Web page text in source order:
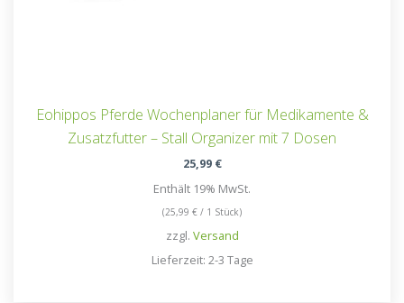
Eohippos Pferde Wochenplaner für Medikamente &
Zusatzfutter – Stall Organizer mit 7 Dosen
25,99 €
Enthält 19% MwSt.
(25,99 € / 1 Stück)
zzgl. Versand
Lieferzeit: 2-3 Tage